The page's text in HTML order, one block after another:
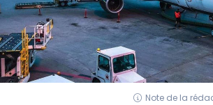
Note de la